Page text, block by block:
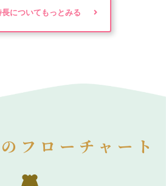
長についてもっとみる
フローチャート